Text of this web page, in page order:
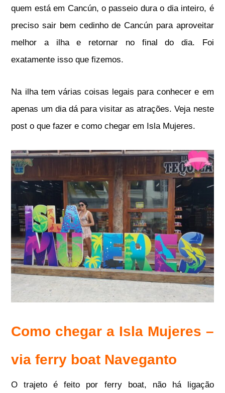
quem está em Cancún, o passeio dura o dia inteiro, é
preciso sair bem cedinho de Cancún para aproveitar
melhor a ilha e retornar no final do dia. Foi
exatamente isso que fizemos.
Na ilha tem várias coisas legais para conhecer e em
apenas um dia dá para visitar as atrações. Veja neste
post o que fazer e como chegar em Isla Mujeres.
Como chegar a Isla Mujeres –
via ferry boat Naveganto
O trajeto é feito por ferry boat, não há ligação